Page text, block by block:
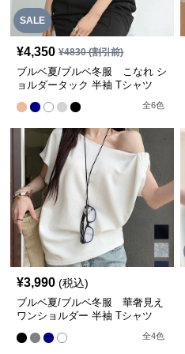
SALE
¥4,350 ¥4830(割引前)
ブルベ夏/ブルベ冬服 こなれ シ
ョルダータック 半袖 Tシャツ
全6色
¥3,990 (税込)
ブルベ夏/ブルベ冬服 華奢見え
ワンショルダー 半袖 Tシャツ
全4色